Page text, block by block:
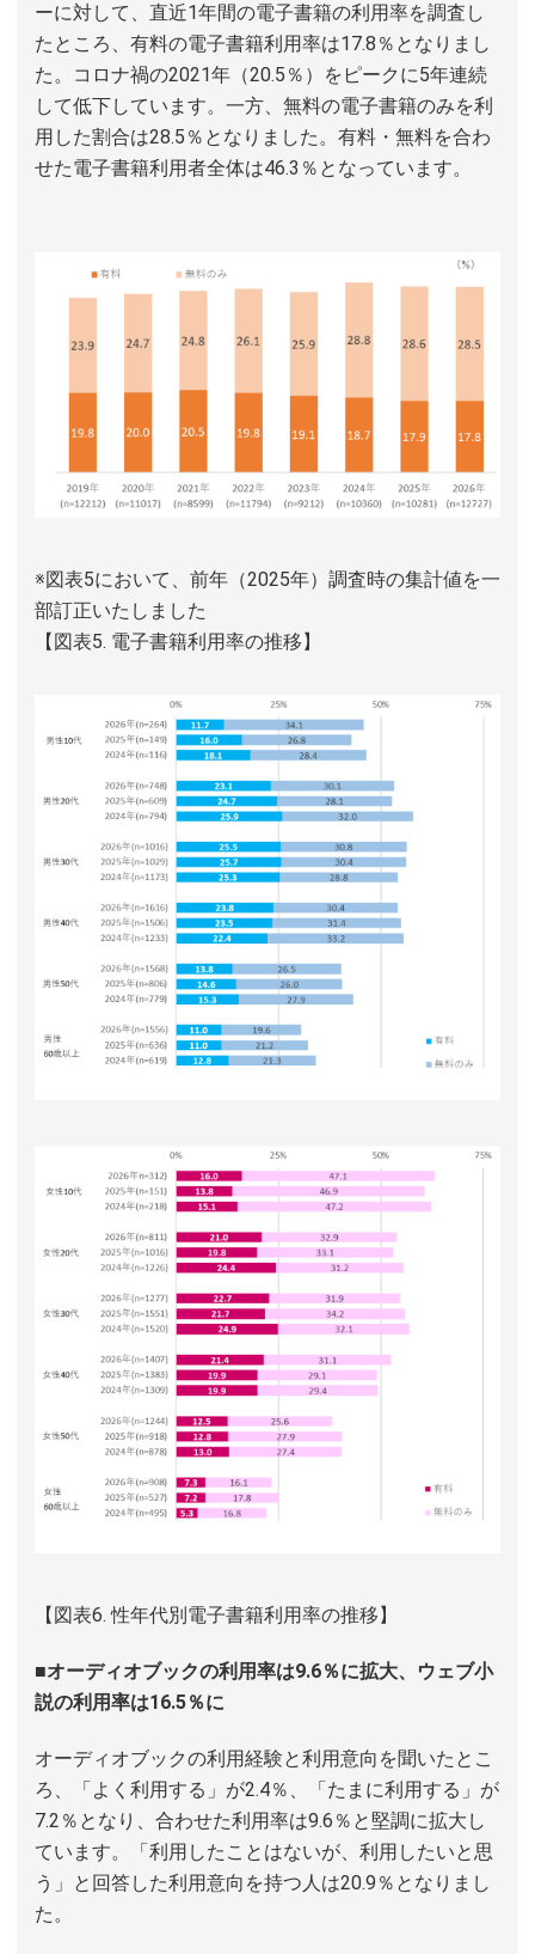
ーに対して、直近1年間の電子書籍の利用率を調査し
たところ、有料の電子書籍利用率は17.8％となりまし
た。コロナ禍の2021年（20.5％）をピークに5年連続
して低下しています。一方、無料の電子書籍のみを利
用した割合は28.5％となりました。有料・無料を合わ
せた電子書籍利用者全体は46.3％となっています。
※図表5において、前年（2025年）調査時の集計値を一
部訂正いたしました
【図表5. 電子書籍利用率の推移】
【図表6. 性年代別電子書籍利用率の推移】
■オーディオブックの利用率は9.6％に拡大、ウェブ小
説の利用率は16.5％に
オーディオブックの利用経験と利用意向を聞いたとこ
ろ、「よく利用する」が2.4％、「たまに利用する」が
7.2％となり、合わせた利用率は9.6％と堅調に拡大し
ています。「利用したことはないが、利用したいと思
う」と回答した利用意向を持つ人は20.9％となりまし
た。